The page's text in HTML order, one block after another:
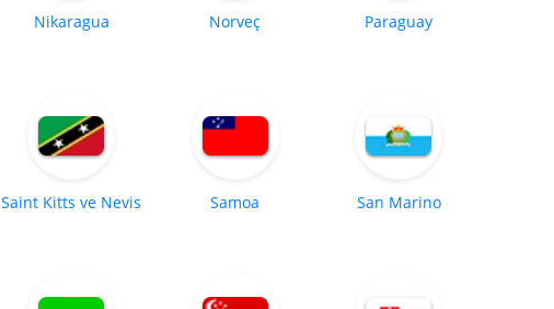
Nikaragua Norveç Paraguay
Saint Kitts ve Nevis Samoa San Marino